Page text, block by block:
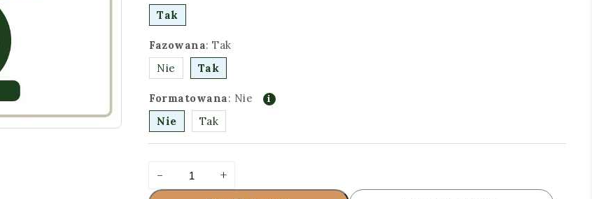
Tak
Fazowana: Tak
Nie
Tak
Formatowana: Nie
Nie
Tak
-
Kantówka
+
Alternative: